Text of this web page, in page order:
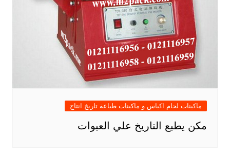
ماكينات لحام اكياس و ماكينات طباعة تاريخ انتاج
مكن يطبع التاريخ علي العبوات